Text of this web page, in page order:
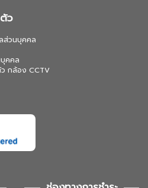
ว
ส่วนบุคคล
คคล
กล้อง CCTV